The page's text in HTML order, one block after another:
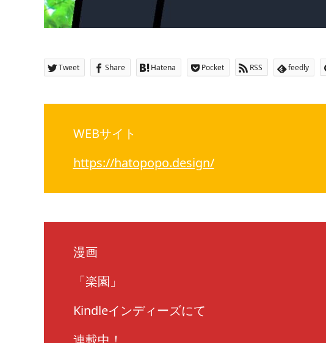
Tweet Share Hatena Pocket RSS feedly
WEBサイト
https://hatopopo.design/
漫画
「楽園」
Kindleインディーズにて
連載中！